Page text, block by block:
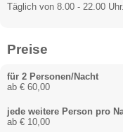
Täglich von 8.00 - 22.00 Uhr.
Preise
für 2 Personen/Nacht
ab € 60,00
jede weitere Person pro
ab € 10,00